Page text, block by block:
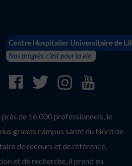
de 16 000 professionnels, le
grands campus santé du Nord de
de recours et de référence,
et de recherche, il prend en